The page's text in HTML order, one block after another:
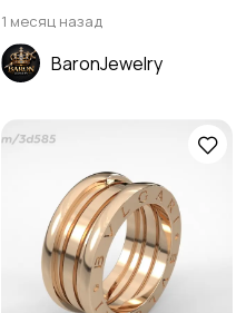
1 месяц назад
BaronJewelry